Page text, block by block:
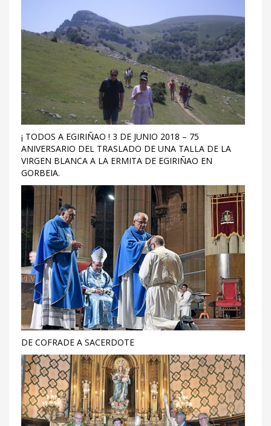
¡ TODOS A EGIRIÑAO ! 3 DE JUNIO 2018 – 75
ANIVERSARIO DEL TRASLADO DE UNA TALLA DE LA
VIRGEN BLANCA A LA ERMITA DE EGIRIÑAO EN
GORBEIA.
DE COFRADE A SACERDOTE